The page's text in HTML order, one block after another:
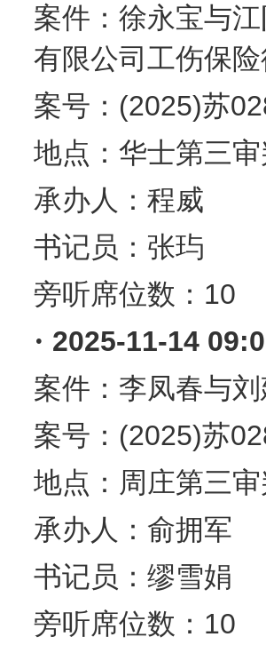
案件：徐永宝与
有限公司工伤保
案号： (2025)苏
地点：华士第三
承办人：程威
书记员：张玙
旁听席位数： 10
· 2025-11-14
案件：李凤春与
案号： (2025)苏
地点：周庄第三
承办人：俞拥军
书记员：缪雪娟
旁听席位数： 10